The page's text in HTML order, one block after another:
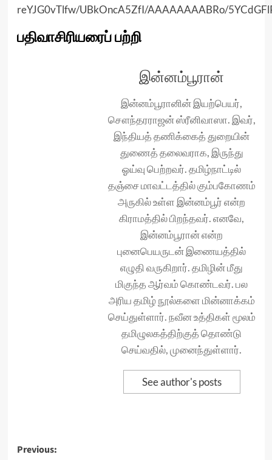
reYJG0vTlfw/UBkOncA5ZfI/AAAAAAAABRo/
பதிவாசிரியரைப் பற்றி
இன்னம்பூரான்
இன்னம்பூரானின் இயற்பெயர்,
சௌந்தரராஜன் ஸ்ரீனிவாஸா. இவர்,
இந்தியத் தணிக்கைத் துறையின்
துணைத் தலைவராக, இருந்து
ஓய்வு பெற்றவர். தமிழ்நாட்டில்
தஞ்சை மாவட்டத்தில் கும்பகோணம்
அருகில் உள்ள இன்னம்பூர் என்ற
கிராமத்தில் பிறந்தவர். எனவே,
இன்னம்பூரான் என்ற
புனைபெயருடன் இணையத்தில்
எழுதி வருகிறார். தமிழின் மீது
மிகுந்த ஆர்வம் கொண்டவர். பல
அரிய தமிழ் நூல்களை மின்னாக்கம்
செய்துள்ளார். நவீன உத்திகள் மூலம்
தமிழுலகத்திற்குத் தொண்டு
செய்வதில், முனைந்துள்ளார்.
See author's posts
Post
Previous: